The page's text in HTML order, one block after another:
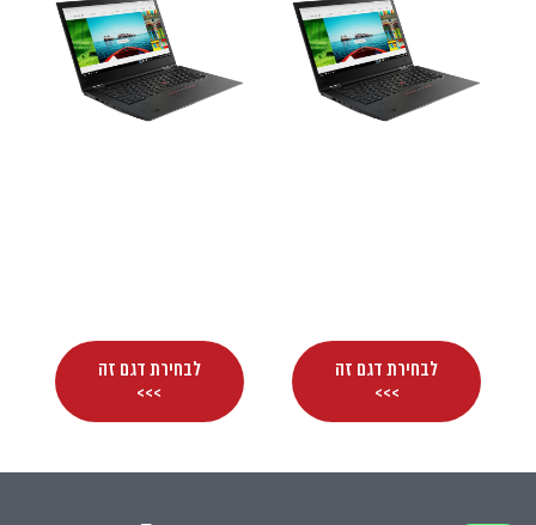
לבחירת דגם זה
>>>
לבחירת דגם זה
>>>